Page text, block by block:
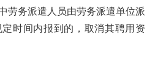
劳务派遣人员由劳务派遣单位派
时间内报到的，取消其聘用资